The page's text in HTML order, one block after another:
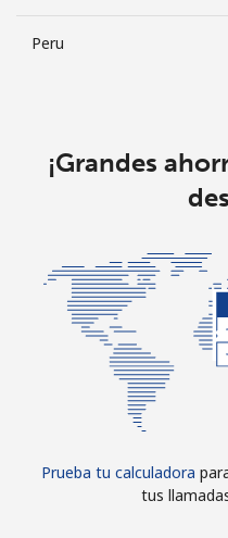
Peru
¡Grandes
Prueba tu calculadora
tus